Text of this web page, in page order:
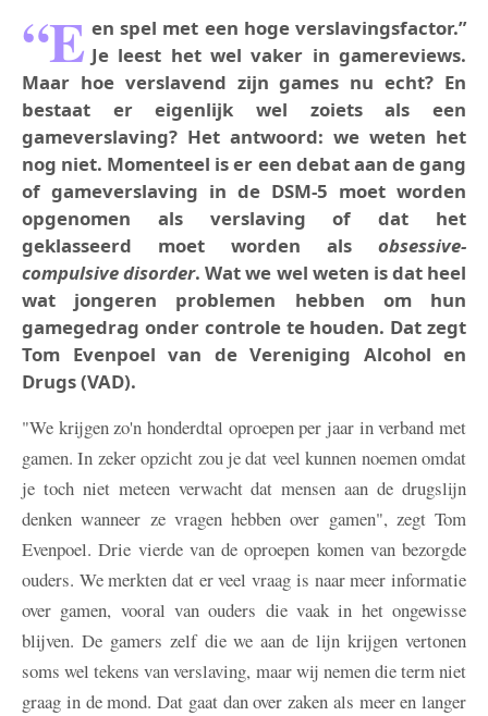
“E en spel met een hoge verslavingsfactor.”
Je leest het wel vaker in gamereviews.
Maar hoe verslavend zijn games nu echt? En
bestaat er eigenlijk wel zoiets als een
gameverslaving? Het antwoord: we weten het
nog niet. Momenteel is er een debat aan de gang
of gameverslaving in de DSM-5 moet worden
opgenomen als verslaving of dat het
geklasseerd moet worden als obsessive-
compulsive disorder. Wat we wel weten is dat heel
wat jongeren problemen hebben om hun
gamegedrag onder controle te houden. Dat zegt
Tom Evenpoel van de Vereniging Alcohol en
Drugs (VAD).
"We krijgen zo'n honderdtal oproepen per jaar in verband met
gamen. In zeker opzicht zou je dat veel kunnen noemen omdat
je toch niet meteen verwacht dat mensen aan de drugslijn
denken wanneer ze vragen hebben over gamen", zegt Tom
Evenpoel. Drie vierde van de oproepen komen van bezorgde
ouders. We merkten dat er veel vraag is naar meer informatie
over gamen, vooral van ouders die vaak in het ongewisse
blijven. De gamers zelf die we aan de lijn krijgen vertonen
soms wel tekens van verslaving, maar wij nemen die term niet
graag in de mond. Dat gaat dan over zaken als meer en langer